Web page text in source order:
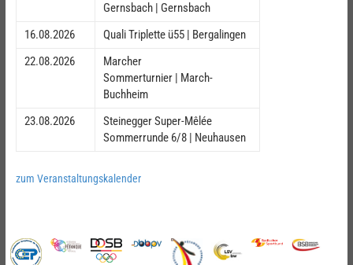
Gernsbach | Gernsbach
16.08.2026
Quali Triplette ü55 | Bergalingen
22.08.2026
Marcher
Sommerturnier | March-
Buchheim
23.08.2026
Steinegger Super-Mêlée
Sommerrunde 6/8 | Neuhausen
zum Veranstaltungskalender